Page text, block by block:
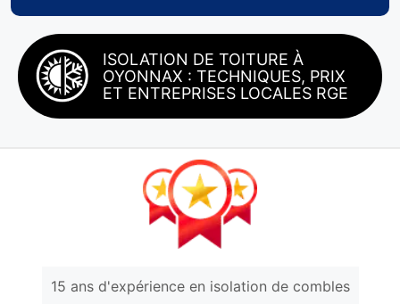
ISOLATION DE TOITURE À
OYONNAX : TECHNIQUES, PRIX
ET ENTREPRISES LOCALES RGE
15 ans d'expérience en isolation de combles